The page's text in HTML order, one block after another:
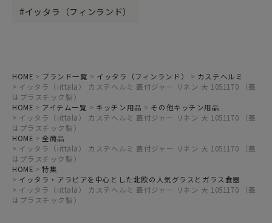
イッタラ（フィンランド）
HOME ブランド一覧 イッタラ（フィンランド）
カステヘルミ
イッタラ（iittala） カステヘルミ 蓋付ジャー リネン 大 1051170 （蓋
はプラスチック製）
HOME
アイテム一覧 キッチン用品
その他キッチン用品
イッタラ（iittala） カステヘルミ 蓋付ジャー リネン 大 1051170 （蓋
はプラスチック製）
HOME
全商品
イッタラ（iittala） カステヘルミ 蓋付ジャー リネン 大 1051170 （蓋
はプラスチック製）
HOME
特集
イッタラ・アラビアを中心とした北欧の人気グラスとガラス食器
イッタラ（iittala） カステヘルミ 蓋付ジャー リネン 大 1051170 （蓋
はプラスチック製）